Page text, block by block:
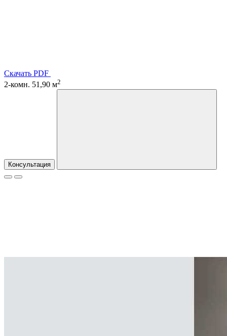
Скачать PDF
2-комн. 51,90 м2
Консультация